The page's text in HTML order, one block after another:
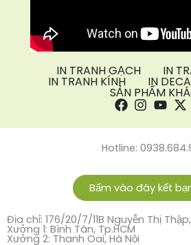
IN TRANH GẠCH IN
IN TRANH KÍNH IN
SẢN PHẨM
Hotline:
Bấm vào đây kết
Địa chỉ: 176/20/7/11B Nguyễn Thị
Xưởng 1: Bình Tân, Tp.HCM
Xưởng 2: Thanh Oai, Hà Nội